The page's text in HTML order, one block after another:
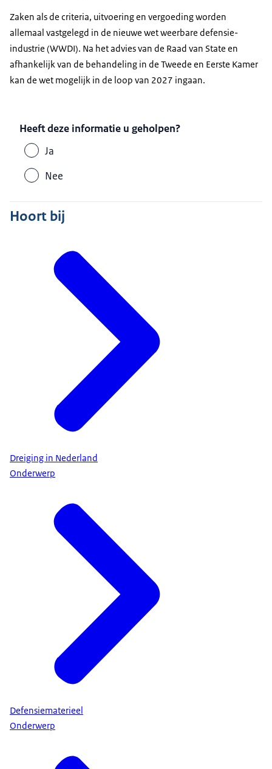
Zaken als de criteria, uitvoering en vergoeding worden
allemaal vastgelegd in de nieuwe wet weerbare defensie-
industrie (WWDI). Na het advies van de Raad van State en
afhankelijk van de behandeling in de Tweede en Eerste Kamer
kan de wet mogelijk in de loop van 2027 ingaan.
Heeft deze informatie u geholpen?
Ja
Nee
Hoort bij
Dreiging in Nederland
Onderwerp
Defensiematerieel
Onderwerp